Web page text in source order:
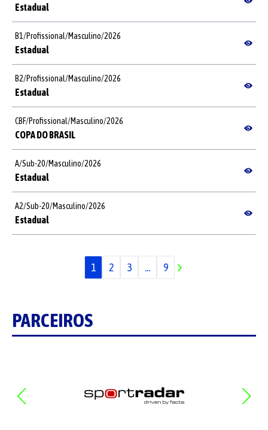
Estadual
B1/Profissional/Masculino/2026
Estadual
B2/Profissional/Masculino/2026
Estadual
CBF/Profissional/Masculino/2026
COPA DO BRASIL
A/Sub-20/Masculino/2026
Estadual
A2/Sub-20/Masculino/2026
Estadual
1 2 3 ... 9
PARCEIROS